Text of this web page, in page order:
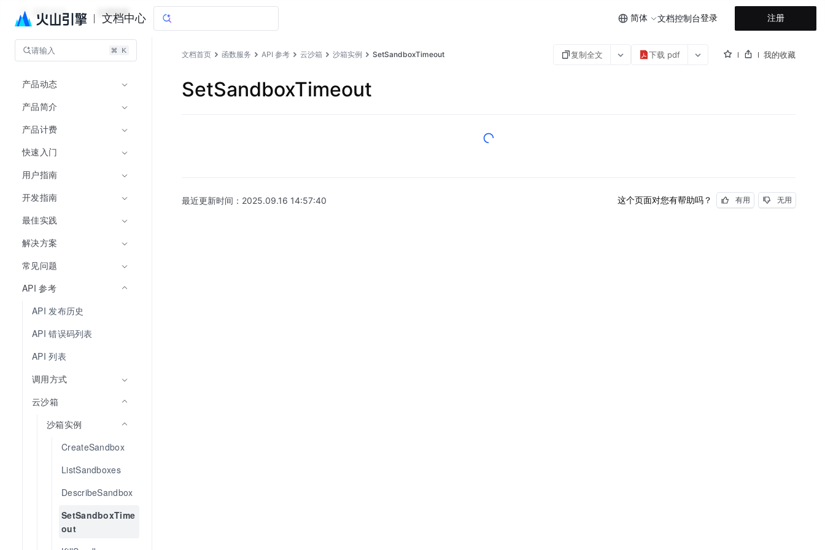
文档中心 简体 文档控制台登录 注册
函数服务 文档指南
请输入
产品动态
产品简介
产品计费
快速入门
用户指南
开发指南
最佳实践
解决方案
常见问题
API 参考
API 发布历史
API 错误码列表
API 列表
调用方式
云沙箱
沙箱实例
CreateSandbox
ListSandboxes
DescribeSandbox
SetSandboxTime
out
文档首页 函数服务 API 参考 云沙箱 沙箱实例 SetSandboxTimeout 复制全文 下载 pdf 我的收藏
SetSandboxTimeout
最近更新时间： 2025.09.16 14:57:40 这个页面对您有帮助吗？ 有用 无用